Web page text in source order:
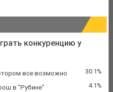
конкуренцию у
все возможно 30.1%
в "Рубине" 4.1%